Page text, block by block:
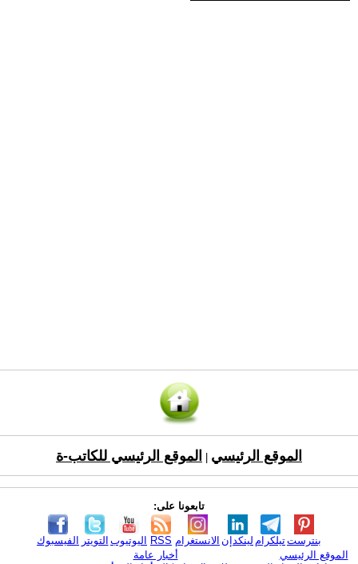
الموقع الرئيسي الموقع الرئيسي للكاتب-ة
تابعونا على:
الفيسبوك التويتر اليوتيوب RSS الانستغرام لينكدإن تيلكرامبنترست
الموقع الرئيسي
أخبار عامة